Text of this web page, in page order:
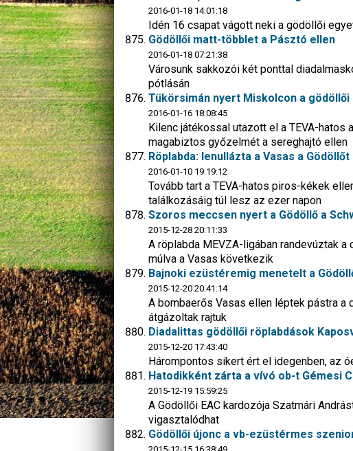
2016-01-18 14:01:18
Idén 16 csapat vágott neki a gödöllői
Gödöllői matt-többlet a Pásztó ellen
2016-01-18 07:21:38
Városunk sakkozói két ponttal
pótlásán
Tükörsimán nyert Miskolcon a
2016-01-16 18:08:45
Kilenc játékossal utazott el a TEVA-hatos
magabiztos győzelmét a sereghajtó ellen
Röplabda: lenullázta a Vasas a Gödöllőt
2016-01-10 19:19:12
Tovább tart a TEVA-hatos piros-kékek
találkozásáig túl lesz az ezer napon
Szoros meccsen nyert a Gödöllő a
2015-12-28 20:11:33
A röplabda MEVZA-ligában randevúztak
múlva a Vasas következik
Bajnoki ezüstéremig menetelt a
2015-12-20 20:41:14
A bombaerős Vasas ellen léptek pástra
átgázoltak rajtuk
Diadalittas gödöllői röplabdások
2015-12-20 17:43:40
Hárompontos sikert ért el idegenben, az
Hatodikként zárta a vívó ob-t Gémesi
2015-12-19 15:59:25
A Gödöllői EAC kardozója Szatmári
vigasztalódhat
Gödöllői újonc a vb-ezüstérmes